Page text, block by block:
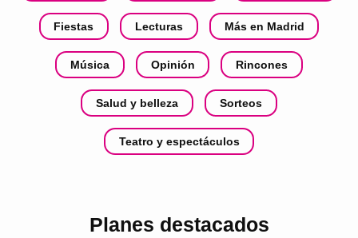
Fiestas Lecturas Más en Madrid
Música Opinión Rincones
Salud y belleza Sorteos
Teatro y espectáculos
Planes destacados